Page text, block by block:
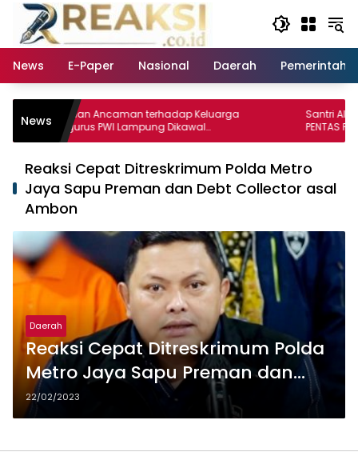
Langsung
konten
News
E-Paper Nasional Daerah
News
Dugaan Ancaman terhadap Keluarga
Pengurus PWI Lampung Dikawal
Legislator dan Jurnalis
Santri Alkarim
PENTAS PAI 2026
Reaksi Cepat Ditreskrimum Polda Metro
Jaya Sapu Preman dan Debt Collector asal
Ambon
Daerah
Reaksi Cepat Ditreskrimum Polda
Metro Jaya Sapu Preman dan
Debt Collector
22/02/2023